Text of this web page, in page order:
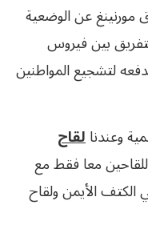
عن الوضعية
بين فيروس
لتشجيع المواطنين
وعندنالقاح
معا فقط مع
الكتف الأيمن ولقاح